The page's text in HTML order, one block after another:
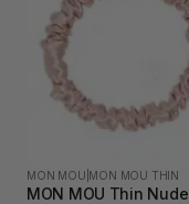
MON MOU MON MOU THIN
MON MOU Thin Nude